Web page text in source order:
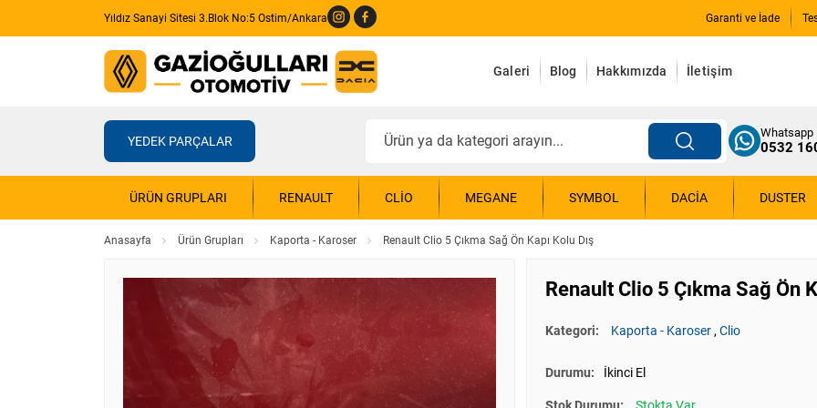
Yıldız Sanayi Sitesi 3.Blok No:5 Ostim/Ankara Garanti ve İade
Galeri Blog Hakkımızda İletişim
YEDEK PARÇALAR
Whatsapp
0532
ÜRÜN GRUPLARI RENAULT CLIO MEGANE SYMBOL DACIA DUSTER
Anasayfa Ürün Grupları Kaporta - Karoser Renault Clio 5 Çıkma Sağ Ön Kapı Kolu Dış
Renault Clio 5 Çıkma Sağ Ön
Kategori: Kaporta - Karoser,Clio
Durumu: İkinci El